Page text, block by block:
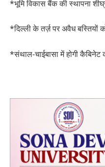
*भूमि विकास बैंक की स्थापना
*दिल्ली के तर्ज़ पर अवैध बस्तियों
*संथाल-चाईबासा में होगी